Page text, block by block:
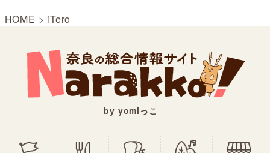
HOME > iTero
by yomiっこ